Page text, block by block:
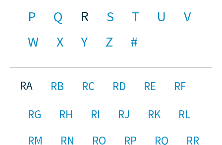
P
Q R S T U
V
W
X Y Z #
RA RB RC RD RE
RF
RG
RH RI RJ RK
RL
RM
RN RO RP RQ
RR